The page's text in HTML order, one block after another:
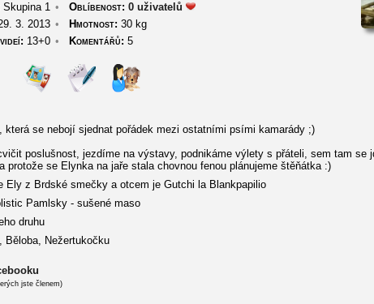
Skupina 1 • Oblíbenost: 0 uživatelů
3. 2013 • Hmotnost: 30 kg
13+0 • Komentářů: 5
která se nebojí sjednat pořádek mezi ostatními psími kamarády ;)
poslušnost, jezdíme na výstavy, podnikáme výlety s přáteli, sem tam se
protože se Elynka na jaře stala chovnou fenou plánujeme štěňátka :)
Ely z Brdské smečky a otcem je Gutchi la Blankpapilio
Pamlsky - sušené maso
druhu
Běloba, Nežertukočku
jste členem)